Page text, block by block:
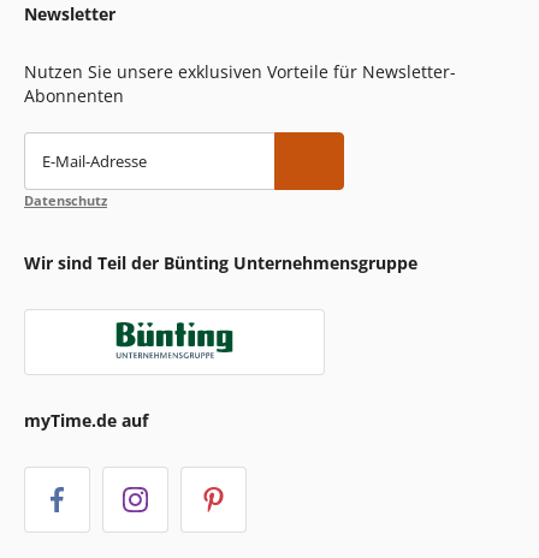
Newsletter
Nutzen Sie unsere exklusiven Vorteile für Newsletter-
Abonnenten
E-Mail-Adresse
Datenschutz
Wir sind Teil der Bünting Unternehmensgruppe
myTime.de auf